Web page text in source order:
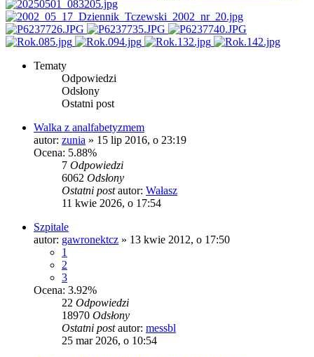
Tematy
Odpowiedzi
Odsłony
Ostatni post
Walka z analfabetyzmem
autor: zunia » 15 lip 2016, o 23:19
Ocena: 5.88%
7 Odpowiedzi
6062 Odsłony
Ostatni postautor: Wałasz
11 kwie 2026, o 17:54
Szpitale
autor: gawronektcz » 13 kwie 2012, o 17:50
1
2
3
Ocena: 3.92%
22 Odpowiedzi
18970 Odsłony
Ostatni postautor: messbl
25 mar 2026, o 10:54